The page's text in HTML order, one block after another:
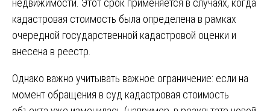
недвижимости. Этот срок применяется в случаях, когда
кадастровая стоимость была определена в рамках
очередной государственной кадастровой оценки и
внесена в реестр.
Однако важно учитывать важное ограничение: если на
момент обращения в суд кадастровая стоимость